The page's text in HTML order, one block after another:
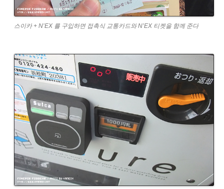
스이카 + N’EX 를 구입하면 접촉식 교통카드와 N’EX 티켓을 함께 준다